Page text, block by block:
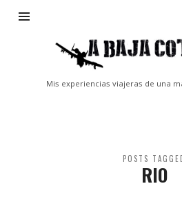
Baja
Cota
Mis experiencias viajeras de una
POSTS
RIO